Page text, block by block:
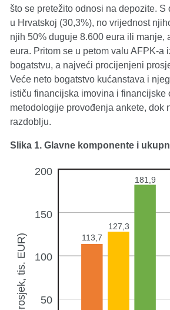
što se pretežito odnosi na depozite.
u Hrvatskoj (30,3%), no vrijednost
njih 50% duguje 8.600 eura ili manje,
eura. Pritom se u petom valu AFPK-
bogatstvu, a najveći procijenjeni
Veće neto bogatstvo kućanstava i
ističu financijska imovina i
metodologije provođenja ankete,
razdoblju.
Slika 1. Glavne komponente i